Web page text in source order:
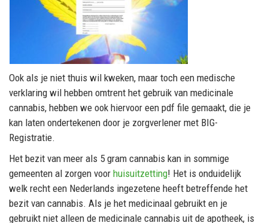
Ook als je niet thuis wil kweken, maar toch een medische
verklaring wil hebben omtrent het gebruik van medicinale
cannabis, hebben we ook hiervoor een pdf file gemaakt, die je
kan laten ondertekenen door je zorgverlener met BIG-
Registratie.
Het bezit van meer als 5 gram cannabis kan in sommige
gemeenten al zorgen voor huisuitzetting! Het is onduidelijk
welk recht een Nederlands ingezetene heeft betreffende het
bezit van cannabis. Als je het medicinaal gebruikt en je
gebruikt niet alleen de medicinale cannabis uit de apotheek, is